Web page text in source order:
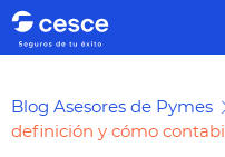
Blog Asesores de Pymes
definición y cómo